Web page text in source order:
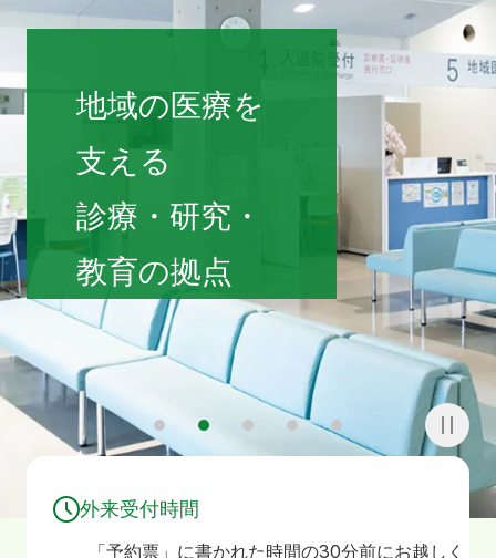
福島県立医科大学 会津診療セン
地域の医療を
支える
診療・研究・
教育の拠点
3 5
外来受付時間
「予約票」に書かれた時間の30分前にお越しく